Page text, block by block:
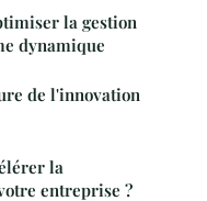
la gestion
dynamique
de l'innovation
la
entreprise ?